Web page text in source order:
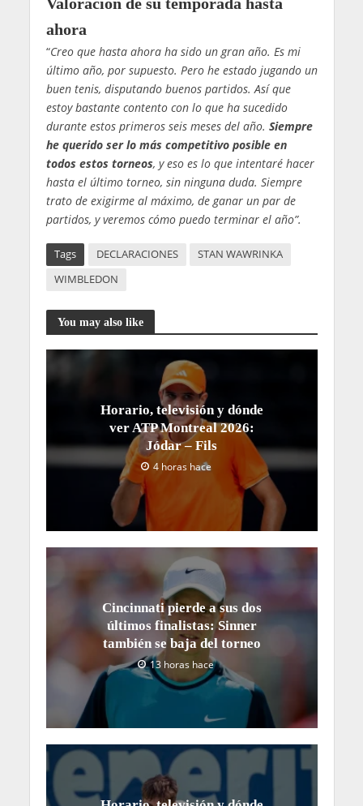
ahora
“Creo que hasta ahora ha sido un gran año. Es mi
último año, por supuesto. Pero he estado jugando un
buen tenis, disputando buenos partidos. Así que
estoy bastante contento con lo que ha sucedido
durante estos primeros seis meses del año. Siempre
he querido ser lo más competitivo posible en
todos estos torneos, y eso es lo que intentaré hacer
hasta el último torneo, sin ninguna duda. Siempre
trato de exigirme al máximo, de ganar un par de
partidos, y veremos cómo puedo terminar el año”.
Tags DECLARACIONES
STAN WAWRINKA
WIMBLEDON
You may also like
Horario, televisión y dónde
ver ATP Montreal 2026:
Jódar – Fils
4 horas hace
Cincinnati pierde a sus dos
últimos finalistas: Sinner
también se baja del torneo
13 horas hace